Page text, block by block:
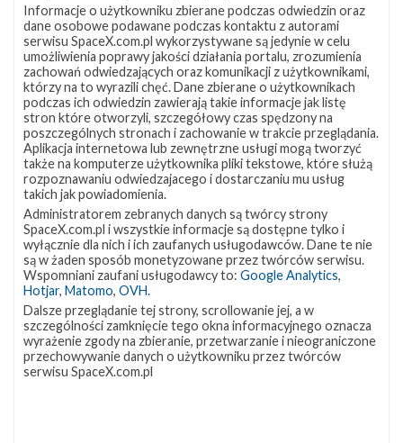
Z NASZEGO TWITTERA
Śledź nas na Twitterze
OSTATNIO POPULARNE
NAJPOPULARNIEJSZE TEMATY
Falcon 9 1046 Starlink 561 SLC-40 521
OCISLY 337 LC-39A 292 SLC-4E 284
NASA Lądowanie JRTI 214
ASOG Dragon 2 145 Osłony ładunku
Starship 107 Landing Zone 1
Informacje o użytkowniku zbierane podczas odwiedzin oraz
dane osobowe podawane podczas kontaktu z autorami
serwisu SpaceX.com.pl wykorzystywane są jedynie w celu
umożliwienia poprawy jakości działania portalu, zrozumienia
zachowań odwiedzających oraz komunikacji z użytkownikami,
którzy na to wyrazili chęć. Dane zbierane o użytkownikach
podczas ich odwiedzin zawierają takie informacje jak listę
stron które otworzyli, szczegółowy czas spędzony na
poszczególnych stronach i zachowanie w trakcie przeglądania.
Aplikacja internetowa lub zewnętrzne usługi mogą tworzyć
także na komputerze użytkownika pliki tekstowe, które służą
rozpoznawaniu odwiedzajacego i dostarczaniu mu usług
takich jak powiadomienia.
Administratorem zebranych danych są twórcy strony
SpaceX.com.pl i wszystkie informacje są dostępne tylko i
wyłącznie dla nich i ich zaufanych usługodawców. Dane te nie
są w żaden sposób monetyzowane przez twórców serwisu.
Wspomniani zaufani usługodawcy to: Google Analytics,
Hotjar, Matomo, OVH.
Dalsze przeglądanie tej strony, scrollowanie jej, a w
szczególności zamknięcie tego okna informacyjnego oznacza
wyrażenie zgody na zbieranie, przetwarzanie i nieograniczone
przechowywanie danych o użytkowniku przez twórców
serwisu SpaceX.com.pl